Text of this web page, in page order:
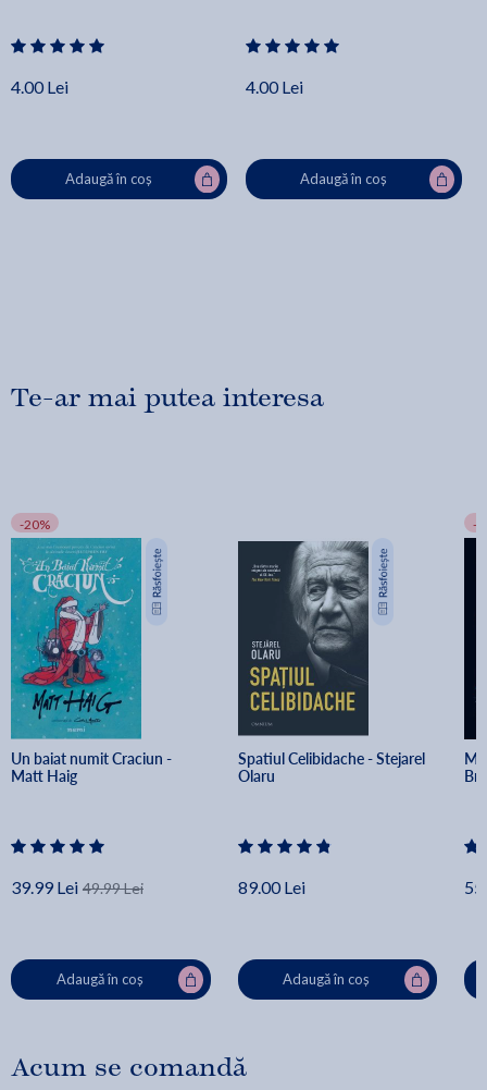
4.00 Lei
Adaugă în coș
4.00 Lei
Adaugă în coș
Te-ar mai putea interesa
-20%
Un baiat numit Craciun -
Matt Haig
39.99 Lei 49.99 Lei
Adaugă în coș
Spatiul Celibidache - Stejarel
Olaru
89.00 Lei
Adaugă în coș
-
Acum se comandă